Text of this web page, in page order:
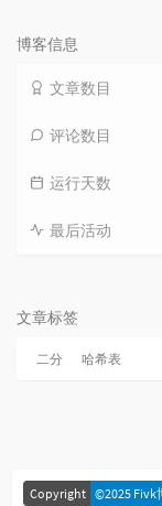
博客信息
文章数目
评论数目
运行天数
最后活动
文章标签
二分 哈希表
Copyright ©2025 Fivk